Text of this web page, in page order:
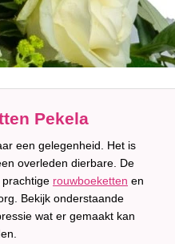
Pekela
een gelegenheid. Het is
overleden dierbare. De
rouwboeketten en
Bekijk onderstaande
wat er gemaakt kan